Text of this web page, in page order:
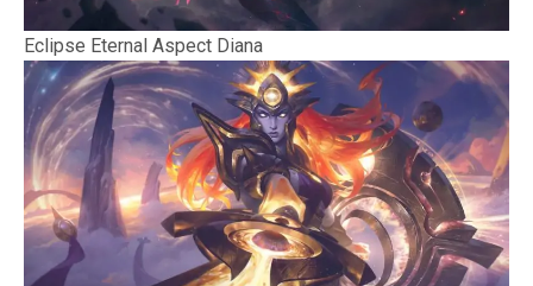
Eclipse Eternal Aspect Diana